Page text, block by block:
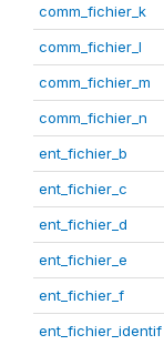
comm_fichier_k
comm_fichier_l
comm_fichier_m
comm_fichier_n
ent_fichier_b
ent_fichier_c
ent_fichier_d
ent_fichier_e
ent_fichier_f
ent_fichier_identif